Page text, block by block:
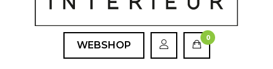
WEBSHOP
0